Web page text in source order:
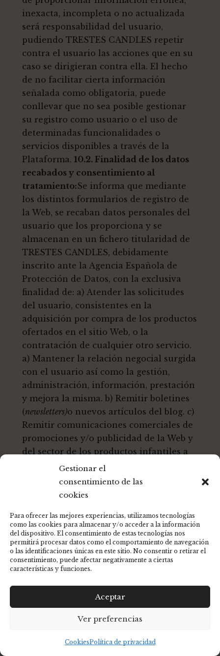
Gestionar el
consentimiento de las
cookies
Para ofrecer las mejores experiencias, utilizamos tecnologías
como las cookies para almacenar y/o acceder a la información
del dispositivo. El consentimiento de estas tecnologías nos
permitirá procesar datos como el comportamiento de navegación
o las identificaciones únicas en este sitio. No consentir o retirar el
consentimiento, puede afectar negativamente a ciertas
características y funciones.
Aceptar
Ver preferencias
CookiesPolítica de privacidad
inexacta, incompleta o no actualizada
será responsabilidad del usuario,
pudiendo TRESTES CANDLES repetir
contra el usuario las acciones que en su
caso se dirigieran contra ella. El hecho
de no facilitar cierta información
señalada como obligatoria, puede
conllevar que no sea posible gestionar
su registro como usuario o el uso de
determinadas funcionalidades o
servicios disponibles a través de la
Plataforma. 10.2. Finalidad de los datos
recabados y consentimiento al
tratamiento:Se informa que mediante
los distintos formularios de registro de
la Web, se recaban datos personales del
usuario que los proporciona y se
almacenan en un fichero titularidad de
TRESTES CANDLES, debidamente
inscrito ante la Agencia Española de
Protección de Datos, con la exclusiva
finalidad de: a) Atender las solicitudes
del usuario, consistentes en la
adquisición por compra de los productos
ofertados en el sitio Web, o la
contratación de cualquier otro servicio.
a) Mantener la relación negocial surgida
con el usuario así como la gestión,
administración, información, prestación
y mejora la misma. b) Remitir boletines
(newsletters)o nuevos artículos del blog. c)
Remitir comunicaciones comerciales de
promociones y/o publicidad de la Web y
del sector de los productos infantiles a
través de correo postal, correo
electrónico y Whatsapp. La utilización
de la aplicación de WhatsApp implica
teléfono, estado, fotografía de perfil,
conversaciones) serán remitidos a los
servidores de WhatsApp, Inc., que se
encuentran ubicados en EE.UU. y que por
tanto serán transferidos a ese país,
produciéndose una transferencia
internacional de datos, que el usuario
autoriza de forma expresa e inequívoca
con la aceptación de la presente política
de privacidad marcando la casilla